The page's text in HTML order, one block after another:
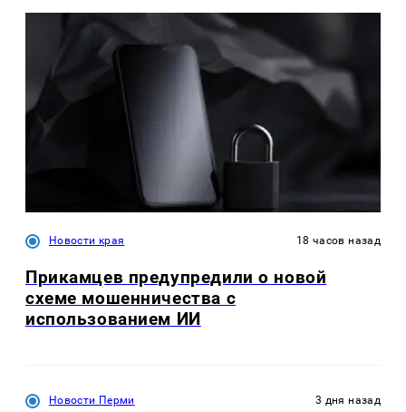
Новости края 18 часов назад
Прикамцев предупредили о новой
схеме мошенничества с
использованием ИИ
Новости Перми 3 дня назад